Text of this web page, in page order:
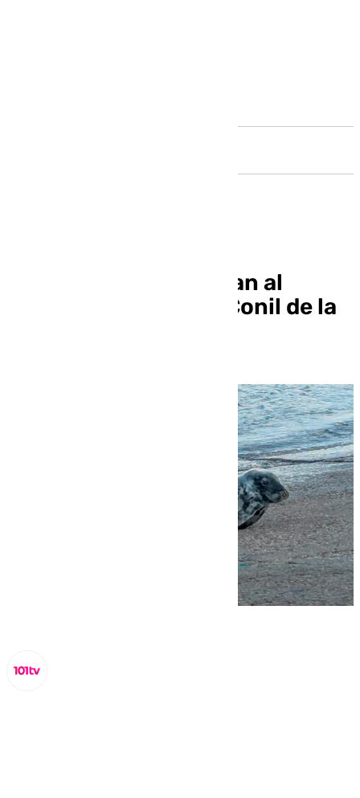
Dos focas grises llegan al
puerto pesquero de Conil de la